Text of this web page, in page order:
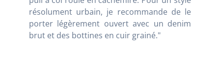
résolument urbain, je recommande de le
porter légèrement ouvert avec un denim
brut et des bottines en cuir grainé."